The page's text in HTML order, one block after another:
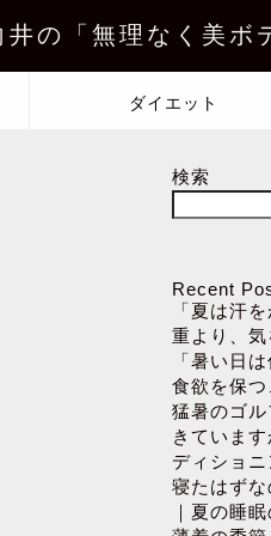
の「無理なく美ボ
ダイエット
検索
Recent
「夏は汗
重より、気
「暑い日
食欲を保
猛暑のゴ
きていま
ディショニ
寝たはず
｜夏の睡